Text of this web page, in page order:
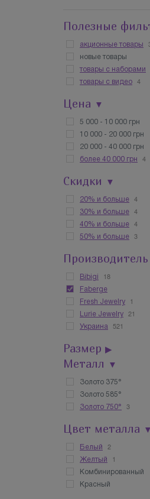
Полезные
акционные товары
новые товары
товары с наборами
товары с видео 4
Цена ▼
5 000 - 10 000 грн
10 000 - 20 000 грн
20 000 - 40 000 грн
более 40 000 грн
4
Скидки ▼
20% и больше 4
30% и больше 4
40% и больше 4
50% и больше 3
Производитель
Bibigi 18
Faberge
Fresh Jewelry
1
Lurie Jewelry 21
Украина 521
Размер ▶
Металл ▼
Золото 375°
Золото 585°
Золото 750°
3
Цвет металла ▼
Белый 2
Желтый 1
Комбинированный
Красный